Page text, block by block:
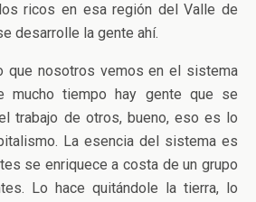
ricos en esa región del Valle de
desarrolle la gente ahí.
que nosotros vemos en el sistema
mucho tiempo hay gente que se
trabajo de otros, bueno, eso es lo
La esencia del sistema es
se enriquece a costa de un grupo
Lo hace quitándole la tierra, lo